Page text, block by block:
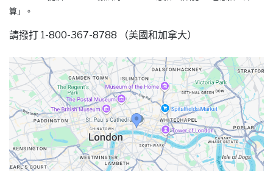
算」。
請撥打 1-800-367-8788 （美國和加拿大）